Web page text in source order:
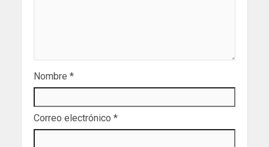
Nombre *
Correo electrónico *